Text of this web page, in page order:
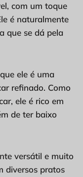
com um toque
é naturalmente
que se dá pela
ele é uma
refinado. Como
ele é rico em
de ter baixo
versátil e muito
diversos pratos